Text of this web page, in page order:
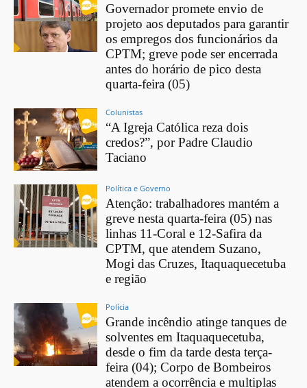
Governador promete envio de
projeto aos deputados para garantir
os empregos dos funcionários da
CPTM; greve pode ser encerrada
antes do horário de pico desta
quarta-feira (05)
Colunistas
“A Igreja Católica reza dois
credos?”, por Padre Claudio
Taciano
Política e Governo
Atenção: trabalhadores mantém a
greve nesta quarta-feira (05) nas
linhas 11-Coral e 12-Safira da
CPTM, que atendem Suzano,
Mogi das Cruzes, Itaquaquecetuba
e região
Polícia
Grande incêndio atinge tanques de
solventes em Itaquaquecetuba,
desde o fim da tarde desta terça-
feira (04); Corpo de Bombeiros
atendem a ocorrência e multiplas